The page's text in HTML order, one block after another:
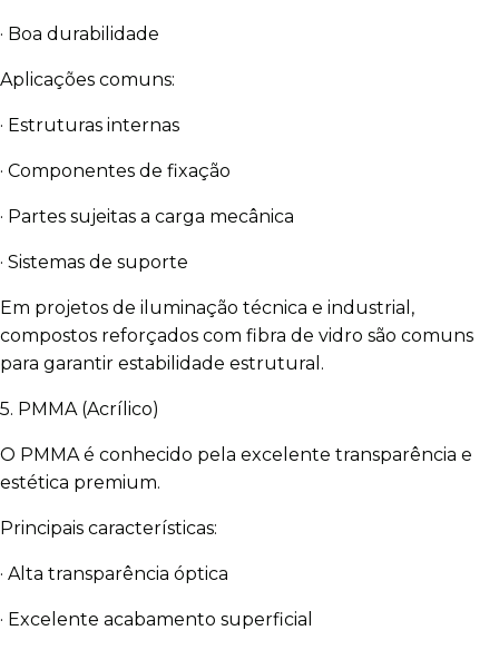
· Boa durabilidade
Aplicações comuns:
· Estruturas internas
· Componentes de fixação
· Partes sujeitas a carga mecânica
· Sistemas de suporte
Em projetos de iluminação técnica e industrial,
compostos reforçados com fibra de vidro são comuns
para garantir estabilidade estrutural.
5. PMMA (Acrílico)
O PMMA é conhecido pela excelente transparência e
estética premium.
Principais características:
· Alta transparência óptica
· Excelente acabamento superficial